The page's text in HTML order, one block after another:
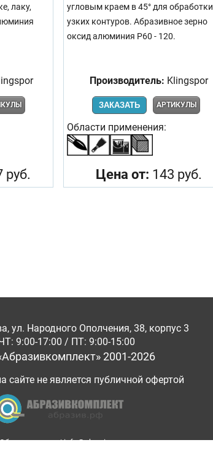
лаку,
руб.
угловым краем в 45° для обработки
узких контуров. Абразивное зерно
оксид алюминия Р60 - 120.
Производитель: Klingspor
ЗАКАЗАТЬ АРТИКУЛЫ
Области применения:
Цена от: 143 руб.
ул. Народного Ополчения, 38, корпус 3
9:00-17:00 / ПТ: 9:00-15:00
2001-2026
сайте не является публичной офертой
Обратная связь|info@abraziv.ru